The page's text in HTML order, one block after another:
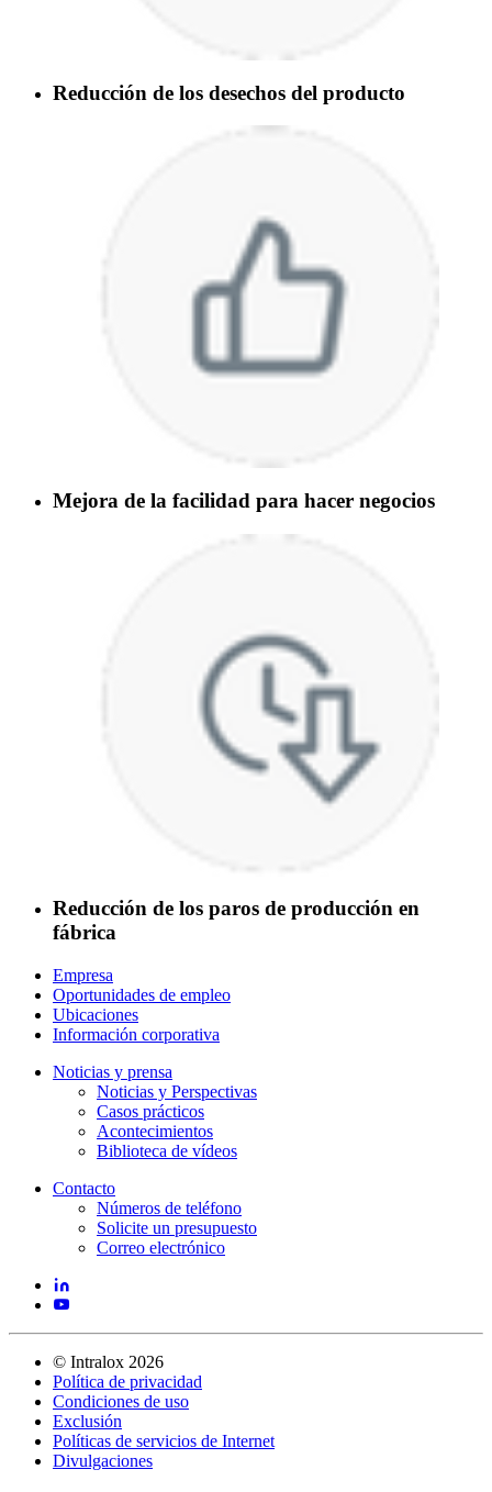
Reducción de los desechos del producto
Mejora de la facilidad para hacer negocios
Reducción de los paros de producción en
fábrica
Empresa
Oportunidades de empleo
Ubicaciones
Información corporativa
Noticias y prensa
Noticias y Perspectivas
Casos prácticos
Acontecimientos
Biblioteca de vídeos
Contacto
Números de teléfono
Solicite un presupuesto
Correo electrónico
© Intralox 2026
Política de privacidad
Condiciones de uso
Exclusión
Políticas de servicios de Internet
Divulgaciones